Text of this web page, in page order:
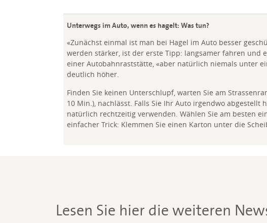
Unterwegs im Auto, wenn es hagelt: Was tun?
«Zunächst einmal ist man bei Hagel im Auto besser
werden stärker, ist der erste Tipp: langsamer fahren und
einer Autobahnraststätte, «aber natürlich niemals unter
deutlich höher.
Finden Sie keinen Unterschlupf, warten Sie am
10 Min.), nachlässt. Falls Sie Ihr Auto irgendwo
natürlich rechtzeitig verwenden. Wählen Sie am besten
einfacher Trick: Klemmen Sie einen Karton unter die
Lesen Sie hier die weiteren